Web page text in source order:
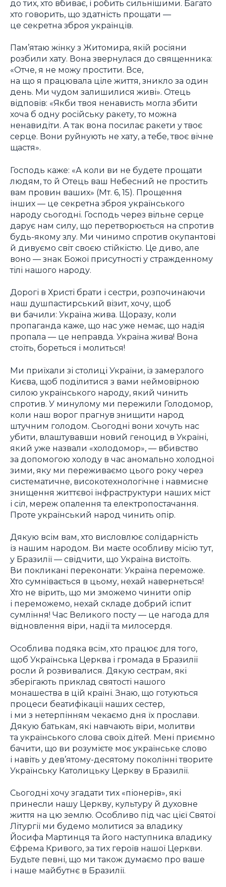
до тих, хто вбиває, і робить сильнішими. Багато
хто говорить, що здатність прощати —
це секретна зброя українців.
Пам’ятаю жінку з Житомира, якій росіяни
розбили хату. Вона звернулася до священника:
«Отче, я не можу простити. Все,
на що я працювала ціле життя, зникло за один
день. Ми чудом залишилися живі». Отець
відповів: «Якби твоя ненависть могла збити
хоча б одну російську ракету, то можна
ненавидіти. А так вона посилає ракети у твоє
серце. Вони руйнують не хату, а тебе, твоє вічне
щастя».
Господь каже: «А коли ви не будете прощати
людям, то й Отець ваш Небесний не простить
вам провин ваших» (Мт. 6, 15). Прощення
інших — це секретна зброя українського
народу сьогодні. Господь через вільне серце
дарує нам силу, що перетворюється на спротив
будь-якому злу. Ми чинимо спротив окупантові
й дивуємо світ своєю стійкістю. Це диво, але
воно — знак Божої присутності у стражденному
тілі нашого народу.
Дорогі в Христі брати і сестри, розпочинаючи
наш душпастирський візит, хочу, щоб
ви бачили: Україна жива. Щоразу, коли
пропаганда каже, що нас уже немає, що надія
пропала — це неправда. Україна жива! Вона
стоїть, бореться і молиться!
Ми приїхали зі столиці України, із замерзлого
Києва, щоб поділитися з вами неймовірною
силою українського народу, який чинить
спротив. У минулому ми пережили Голодомор,
коли наш ворог прагнув знищити народ
штучним голодом. Сьогодні вони хочуть нас
убити, влаштувавши новий геноцид в Україні,
який уже назвали «холодомор», — вбивство
за допомогою холоду в час аномально холодної
зими, яку ми переживаємо цього року через
систематичне, високотехнологічне і навмисне
знищення життєвої інфраструктури наших міст
і сіл, мереж опалення та електропостачання.
Проте український народ чинить опір.
Дякую всім вам, хто висловлює солідарність
із нашим народом. Ви маєте особливу місію тут,
у Бразилії — свідчити, що Україна вистоїть.
Ви покликані переконати: Україна переможе.
Хто сумнівається в цьому, нехай навернеться!
Хто не вірить, що ми зможемо чинити опір
і переможемо, нехай складе добрий іспит
сумління! Час Великого посту — це нагода для
відновлення віри, надії та милосердя.
Особлива подяка всім, хто працює для того,
щоб Українська Церква і громада в Бразилії
росли й розвивалися. Дякую сестрам, які
зберігають приклад святості нашого
монашества в цій країні. Знаю, що готуються
процеси беатифікації наших сестер,
і ми з нетерпінням чекаємо дня їх прослави.
Дякую батькам, які навчають віри, молитви
та українського слова своїх дітей. Мені приємно
бачити, що ви розумієте моє українське слово
і навіть у дев’ятому-десятому поколінні творите
Українську Католицьку Церкву в Бразилії.
Сьогодні хочу згадати тих «піонерів», які
принесли нашу Церкву, культуру й духовне
життя на цю землю. Особливо під час цієї Святої
Літургії ми будемо молитися за владику
Йосифа Мартинця та його наступника владику
Єфрема Кривого, за тих героїв нашої Церкви.
Будьте певні, що ми також думаємо про ваше
і наше майбутнє в Бразилії.